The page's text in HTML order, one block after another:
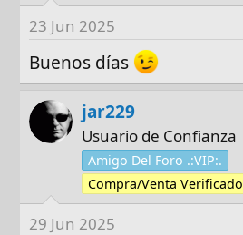
23 Jun 2025
Buenos días
jar229
Usuario de Confianza
Amigo Del Foro .:VIP:.
Compra/Venta Verificado
29 Jun 2025